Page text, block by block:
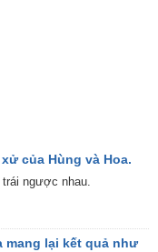
của Hùng và Hoa.
ngược nhau.
mang lại kết quả như